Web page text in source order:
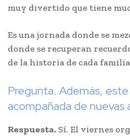
muy divertido que tiene
Es una jornada donde se
donde se recuperan
de la historia de cada
Pregunta. Además,
acompañada de nuevas
Respuesta. Sí. El viernes